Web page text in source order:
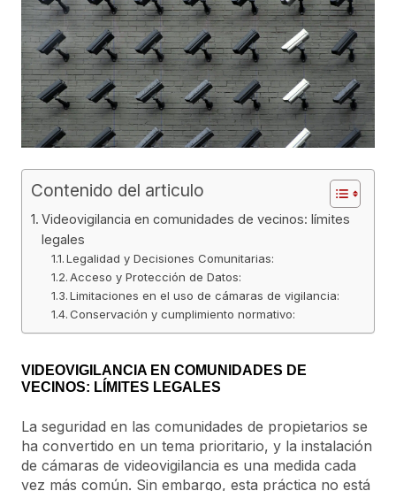
Contenido del articulo
Videovigilancia en comunidades de vecinos: límites
legales
Legalidad y Decisiones Comunitarias:
Acceso y Protección de Datos:
Limitaciones en el uso de cámaras de vigilancia:
Conservación y cumplimiento normativo:
VIDEOVIGILANCIA EN COMUNIDADES DE
VECINOS: LÍMITES LEGALES
La seguridad en las comunidades de propietarios se
ha convertido en un tema prioritario, y la instalación
de cámaras de videovigilancia es una medida cada
vez más común. Sin embargo, esta práctica no está